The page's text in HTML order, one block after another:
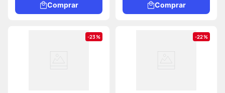
Comprar Comprar
23% 22%